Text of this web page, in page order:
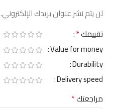
لن يتم نشر عنوان بريدك الإلكتروني.
تقييمك*
Value for money
Durability
Delivery speed
مراجعتك*